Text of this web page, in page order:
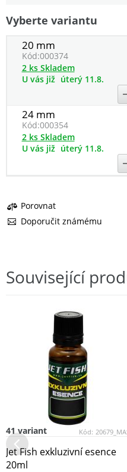
Vyberte variantu
20 mm
Kód:000374
2 ks Skladem
U vás již úterý 11.8.
24 mm
Kód:000354
2 ks Skladem
U vás již úterý 11.8.
Porovnat
Doporučit známému
Související
Kód:
41 variant
Jet Fish exkluzivní esence
20ml